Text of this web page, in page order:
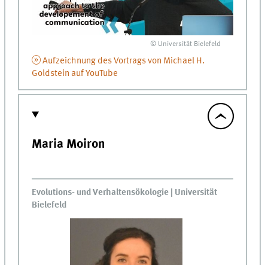
© Universität Bielefeld
Aufzeichnung des Vortrags von Michael H.
Goldstein auf YouTube
Maria Moiron
Evolutions- und Verhaltensökologie | Universität
Bielefeld